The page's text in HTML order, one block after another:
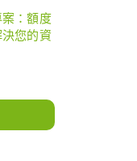
：額度
您的資